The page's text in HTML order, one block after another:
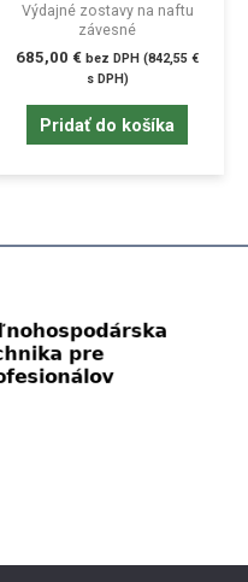
Výdajné zostavy na naftu
závesné
685,00 € bez DPH (842,55 €
s DPH)
Pridať do košíka